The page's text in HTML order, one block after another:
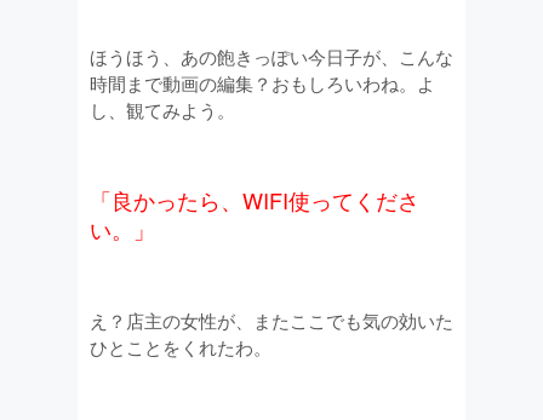
ほうほう、あの飽きっぽい今日子が、こんな
時間まで動画の編集？おもしろいわね。よ
し、観てみよう。
「良かったら、WIFI使ってくださ
い。」
え？店主の女性が、またここでも気の効いた
ひとことをくれたわ。